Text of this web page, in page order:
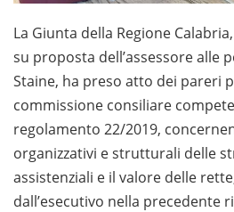
La Giunta della Regione
su proposta dell’assessore alle
Staine, ha preso atto dei pareri
commissione consiliare
regolamento 22/2019,
organizzativi e strutturali delle
assistenziali e il valore delle
dall’esecutivo nella precedente